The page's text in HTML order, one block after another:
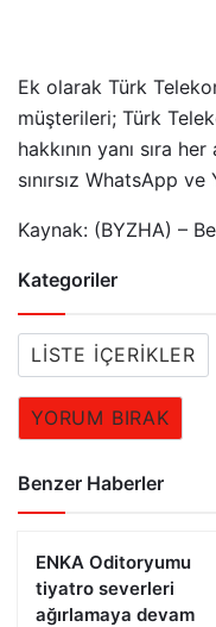
Ek olarak Türk
müşterileri; Türk
hakkının yanı sıra
sınırsız WhatsApp
Kaynak: (BYZHA) –
Kategoriler
LISTE İÇERIKLER
YORUM BIRAK
Benzer Haberler
ENKA Oditoryumu
tiyatro severleri
ağırlamaya devam